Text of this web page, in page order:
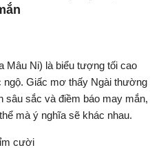
Mâu Ni) là biểu tượng tối cao
Giấc mơ thấy Ngài thường
sâu sắc và điềm báo may mắn,
mà ý nghĩa sẽ khác nhau.
cười